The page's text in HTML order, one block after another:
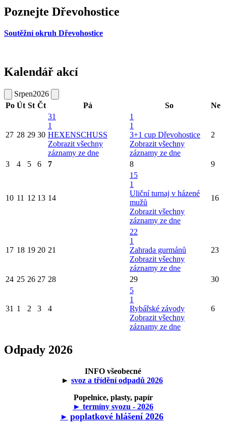
Poznejte Dřevohostice
Soutěžní okruh Dřevohostice
Kalendář akcí
Srpen2026
Po Út St Čt Pá So Ne
27 28 29 30
31
1
HEXENSCHUSS
Zobrazit všechny
záznamy ze dne
1
1
3+1 cup Dřevohostice
Zobrazit všechny
záznamy ze dne
2
3 4 5 6 7 8 9
10 11 12 13 14
15
1
Uliční turnaj v házené
mužů
Zobrazit všechny
záznamy ze dne
16
17 18 19 20 21
22
1
Zahrada gurmánů
Zobrazit všechny
záznamy ze dne
23
24 25 26 27 28 29 30
31 1 2 3 4
5
1
Rybářské závody
Zobrazit všechny
záznamy ze dne
6
Odpady 2026
INFO všeobecné
► svoz a třídění odpadů 2026
Popelnice, plasty, papír
► termíny svozu - 2026
► poplatkové hlášení 2026